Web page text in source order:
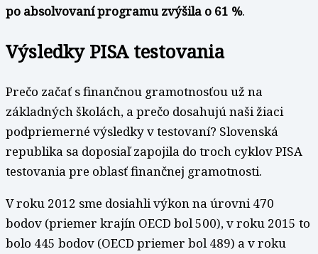
po absolvovaní programu zvýšila o 61 %.
Výsledky PISA testovania
Prečo začať s finančnou gramotnosťou už na
základných školách, a prečo dosahujú naši žiaci
podpriemerné výsledky v testovaní? Slovenská
republika sa doposiaľ zapojila do troch cyklov PISA
testovania pre oblasť finančnej gramotnosti.
V roku 2012 sme dosiahli výkon na úrovni 470
bodov (priemer krajín OECD bol 500), v roku 2015 to
bolo 445 bodov (OECD priemer bol 489) a v roku